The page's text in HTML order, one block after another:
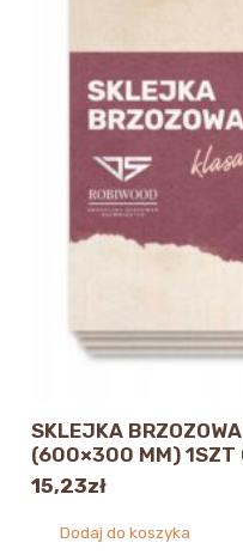
SKLEJKA
(600×300 MM) 1SZT
15,23zł
Dodaj do koszyka